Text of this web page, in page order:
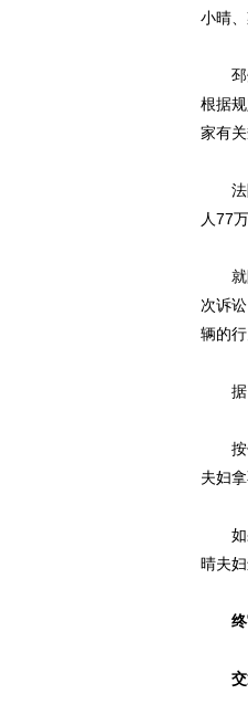
小晴
邳州
根据
家有
法院
人77
就附
次诉
辆的
据了
按份
夫妇
如果
晴夫
交